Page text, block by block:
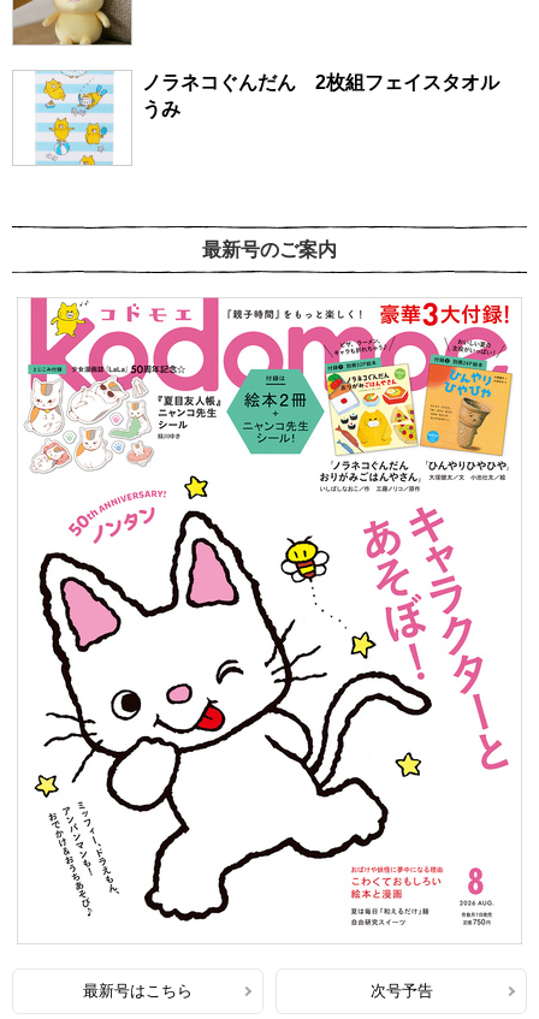
ノラネコぐんだん 2枚組フェイスタオル
うみ
最新号のご案内
最新号はこちら 次号予告